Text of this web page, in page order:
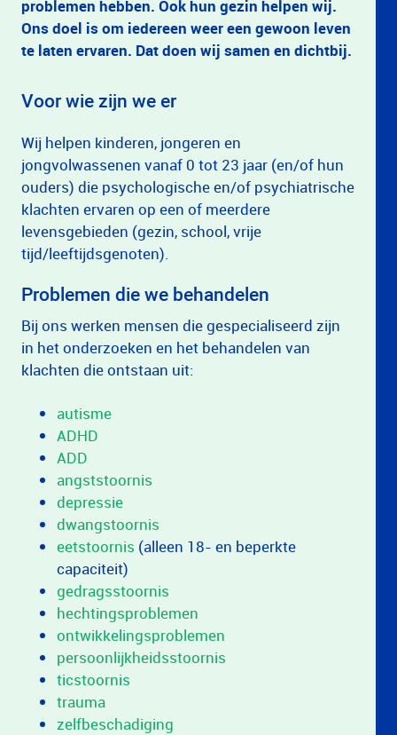
problemen hebben. Ook hun gezin helpen wij.
Ons doel is om iedereen weer een gewoon leven
te laten ervaren. Dat doen wij samen en dichtbij.
Voor wie zijn we er
Wij helpen kinderen, jongeren en
jongvolwassenen vanaf 0 tot 23 jaar (en/of hun
ouders) die psychologische en/of psychiatrische
klachten ervaren op een of meerdere
levensgebieden (gezin, school, vrije
tijd/leeftijdsgenoten).
Problemen die we behandelen
Bij ons werken mensen die gespecialiseerd zijn
in het onderzoeken en het behandelen van
klachten die ontstaan uit:
autisme
ADHD
ADD
angststoornis
depressie
dwangstoornis
eetstoornis (alleen 18- en beperkte
capaciteit)
gedragsstoornis
hechtingsproblemen
ontwikkelingsproblemen
persoonlijkheidsstoornis
ticstoornis
trauma
zelfbeschadiging